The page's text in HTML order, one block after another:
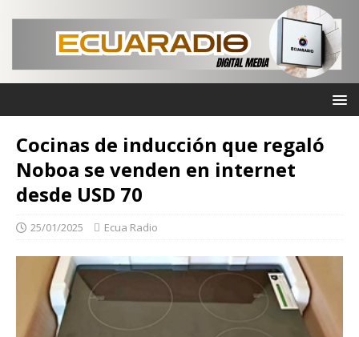
Cocinas de inducción que regaló
Noboa se venden en internet
desde USD 70
25/01/2025 Ecua Radio